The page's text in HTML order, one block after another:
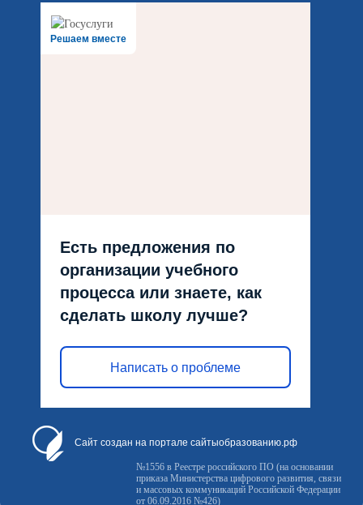
Решаем вместе
Есть предложения по
организации учебного
процесса или знаете, как
сделать школу лучше?
Написать о проблеме
Сайт создан на портале сайтыобразованию.рф
№1556 в Реестре российского ПО (на основании
приказа Министерства цифрового развития, связи
и массовых коммуникаций Российской Федерации
от 06.09.2016 №426)